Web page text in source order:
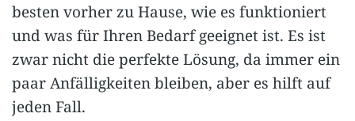
besten vorher zu Hause, wie es funktioniert
und was für Ihren Bedarf geeignet ist. Es ist
zwar nicht die perfekte Lösung, da immer ein
paar Anfälligkeiten bleiben, aber es hilft auf
jeden Fall.